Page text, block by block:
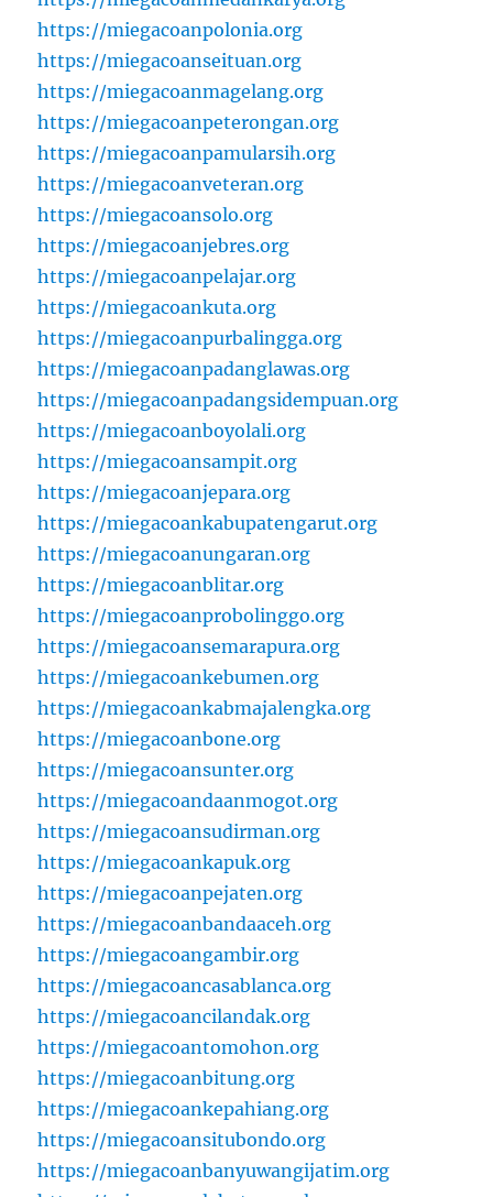
https://miegacoanpolonia.org
https://miegacoanseituan.org
https://miegacoanmagelang.org
https://miegacoanpeterongan.org
https://miegacoanpamularsih.org
https://miegacoanveteran.org
https://miegacoansolo.org
https://miegacoanjebres.org
https://miegacoanpelajar.org
https://miegacoankuta.org
https://miegacoanpurbalingga.org
https://miegacoanpadanglawas.org
https://miegacoanpadangsidempuan.org
https://miegacoanboyolali.org
https://miegacoansampit.org
https://miegacoanjepara.org
https://miegacoankabupatengarut.org
https://miegacoanungaran.org
https://miegacoanblitar.org
https://miegacoanprobolinggo.org
https://miegacoansemarapura.org
https://miegacoankebumen.org
https://miegacoankabmajalengka.org
https://miegacoanbone.org
https://miegacoansunter.org
https://miegacoandaanmogot.org
https://miegacoansudirman.org
https://miegacoankapuk.org
https://miegacoanpejaten.org
https://miegacoanbandaaceh.org
https://miegacoangambir.org
https://miegacoancasablanca.org
https://miegacoancilandak.org
https://miegacoantomohon.org
https://miegacoanbitung.org
https://miegacoankepahiang.org
https://miegacoansitubondo.org
https://miegacoanbanyuwangijatim.org